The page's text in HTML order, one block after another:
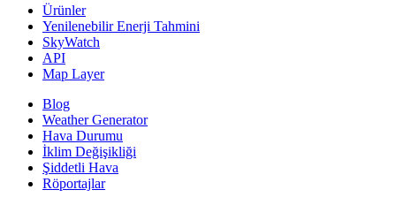
Ürünler
Yenilenebilir Enerji Tahmini
SkyWatch
API
Map Layer
Blog
Weather Generator
Hava Durumu
İklim Değişikliği
Şiddetli Hava
Röportajlar